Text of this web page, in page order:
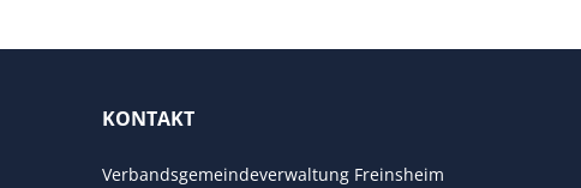
KONTAKT
Verbandsgemeindeverwaltung Freinsheim